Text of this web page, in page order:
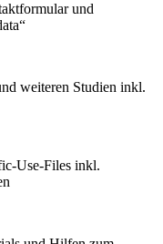
und
weiteren Studien inkl.
Use-Files inkl.